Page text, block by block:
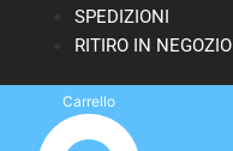
SPEDIZIONI
RITIRO IN NEGOZIO
Carrello